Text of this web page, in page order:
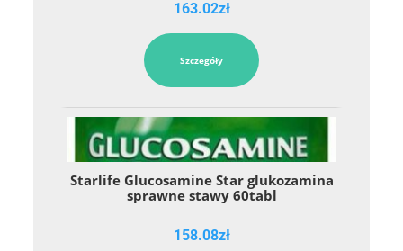
163.02zł
Szczegóły
Starlife Glucosamine Star glukozamina
sprawne stawy 60tabl
158.08zł